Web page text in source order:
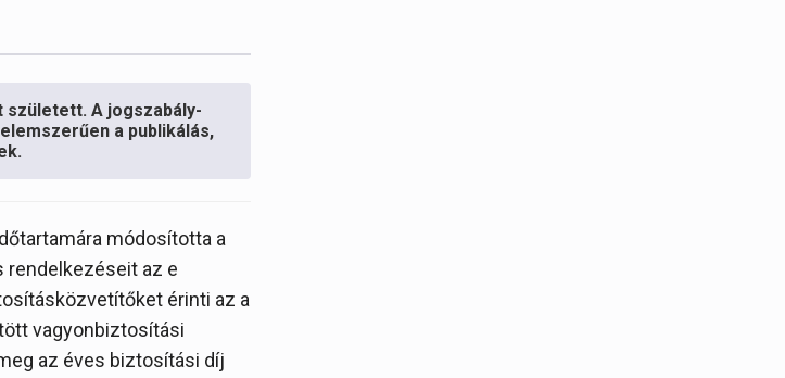
született. A jogszabály-
a publikálás,
módosította a
rendelkezéseit az e
érinti az a
vagyonbiztosítási
az éves biztosítási díj